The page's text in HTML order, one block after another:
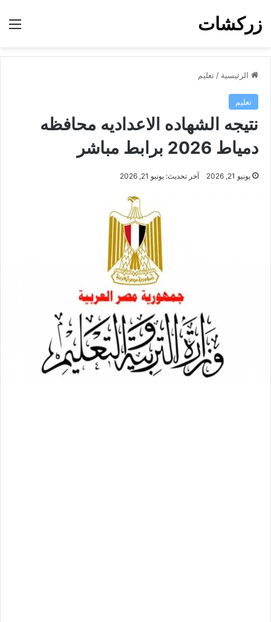
زركشات
الرئيسية / تعليم
تعليم
نتيجه الشهاده الاعداديه محافظه
دمياط 2026 برابط مباشر
يونيو 21, 2026 آخر تحديث: يونيو 21, 2026